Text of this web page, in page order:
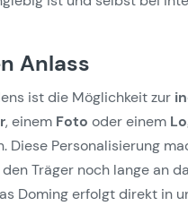
Anlass
ist die Möglichkeit zur
, einem Foto oder einem
Diese Personalisierung
Träger noch lange an
Doming erfolgt direkt in